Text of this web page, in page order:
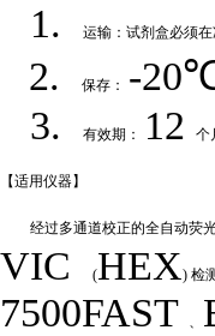
1.运输：试剂盒必须
2.保存： -
3. 有效期： 12 个
【适用仪器】
经过多通道校正的全自动荧
VIC(HEX) 检
7500FAST 、